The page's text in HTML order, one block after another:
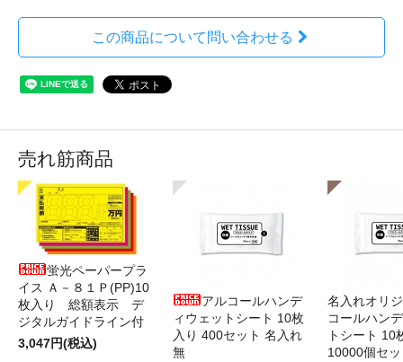
この商品について問い合わせる
売れ筋商品
蛍光ペーパープラ
イス Ａ－８１Ｐ(PP)10
枚入り 総額表示 デ
ジタルガイドライン付
3,047円(税込)
アルコールハンデ
ィウェットシート 10枚
入り 400セット 名入れ
無
名入れオリ
コールハン
トシート 10
10000個セ